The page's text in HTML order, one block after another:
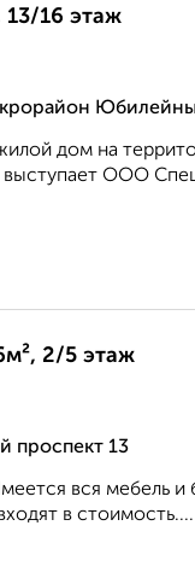
13/16 этаж
дом на
ООО
2/5 этаж
проспект 13
вся мебель и
в стоимость....